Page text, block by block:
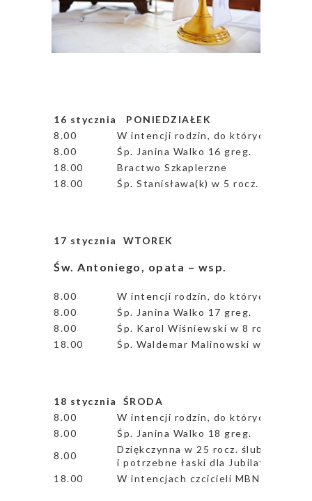
16 stycznia PONIEDZIAŁEK
8.00
W intencji rodzin, do których udamy
8.00
Śp. Janina Walko 16 greg.
18.00
Bractwo Szkaplerzne
18.00
Śp. Stanisława(k) w 5 rocz. śmierci,
17 stycznia WTOREK
Św. Antoniego, opata – wsp.
8.00
W intencji rodzin, do których udamy
8.00
Śp. Janina Walko 17 greg.
8.00
Śp. Karol Wiśniewski w 8 rocz.
18.00
Śp. Waldemar Malinowski w 30
18 stycznia ŚRODA
8.00
W intencji rodzin, do których udamy
8.00
Śp. Janina Walko 18 greg.
8.00
Dziękczynna w 25 rocz. ślubu Iwony
i potrzebne łaski dla Jubilatów
18.00
W intencjach czcicieli MBNP